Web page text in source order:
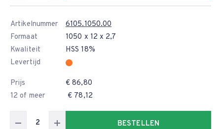
Artikelnummer
6105.1050.00
Formaat
1050 x 12 x 2,7
Kwaliteit
HSS 18%
Levertijd
Prijs
€ 86,80
12 of meer
€ 78,12
BESTELLEN